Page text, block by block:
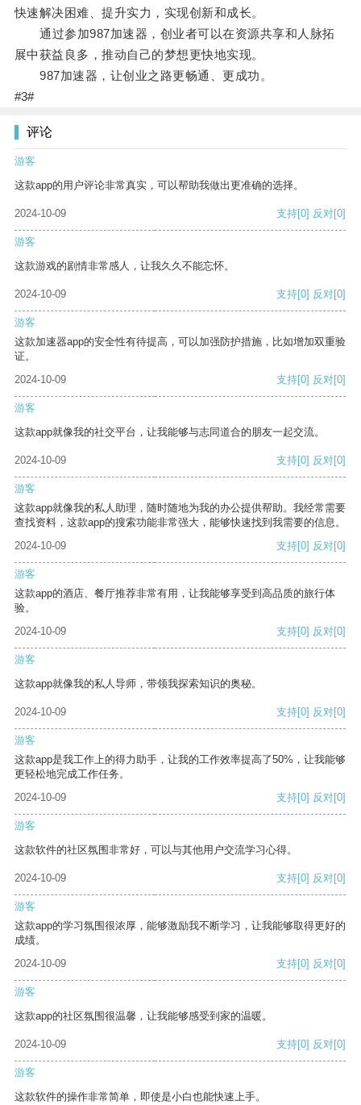
快速解决困难、提升实力，实现创新和成长。
通过参加987加速器，创业者可以在资源共享和人脉拓
展中获益良多，推动自己的梦想更快地实现。
987加速器，让创业之路更畅通、更成功。
#3#
评论
游客
这款app的用户评论非常真实，可以帮助我做出更准确的选择。
2024-10-09 支持[0] 反对[0]
游客
这款游戏的剧情非常感人，让我久久不能忘怀。
2024-10-09 支持[0] 反对[0]
游客
这款加速器app的安全性有待提高，可以加强防护措施，比如增加双重验
证。
2024-10-09
支持[0] 反对[0]
游客
这款app就像我的社交平台，让我能够与志同道合的朋友一起交流。
2024-10-09 支持[0] 反对[0]
游客
这款app就像我的私人助理，随时随地为我的办公提供帮助。我经常需要
查找资料，这款app的搜索功能非常强大，能够快速找到我需要的信息。
2024-10-09
支持[0] 反对[0]
游客
这款app的酒店、餐厅推荐非常有用，让我能够享受到高品质的旅行体
验。
2024-10-09
支持[0] 反对[0]
游客
这款app就像我的私人导师，带领我探索知识的奥秘。
2024-10-09 支持[0] 反对[0]
游客
这款app是我工作上的得力助手，让我的工作效率提高了50%，让我能够
更轻松地完成工作任务。
2024-10-09
支持[0] 反对[0]
游客
这款软件的社区氛围非常好，可以与其他用户交流学习心得。
2024-10-09 支持[0] 反对[0]
游客
这款app的学习氛围很浓厚，能够激励我不断学习，让我能够取得更好的
成绩。
2024-10-09
支持[0] 反对[0]
游客
这款app的社区氛围很温馨，让我能够感受到家的温暖。
2024-10-09 支持[0] 反对[0]
游客
这款软件的操作非常简单，即使是小白也能快速上手。